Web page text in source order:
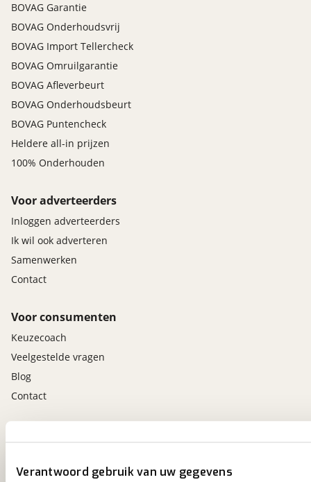
Verantwoord gebruik van uw gegevens
BOVAG Garantie
BOVAG Onderhoudsvrij
BOVAG Import Tellercheck
BOVAG Omruilgarantie
BOVAG Afleverbeurt
BOVAG Onderhoudsbeurt
BOVAG Puntencheck
Heldere all-in prijzen
100% Onderhouden
Voor adverteerders
Inloggen adverteerders
Ik wil ook adverteren
Samenwerken
Contact
Voor consumenten
Keuzecoach
Veelgestelde vragen
Blog
Contact
viaBOVAG.nl app
Download 'm nu.